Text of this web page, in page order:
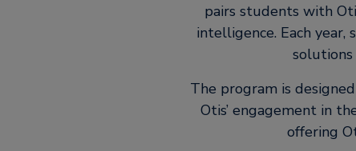
pairs students with
intelligence. Each
solutions
The program is
Otis’ engagement in
offering